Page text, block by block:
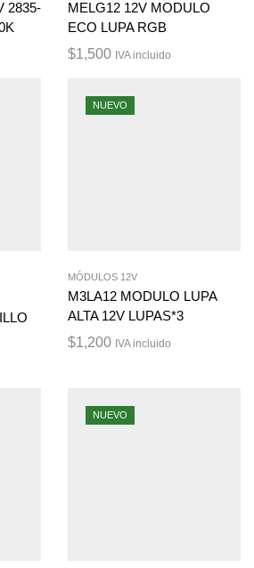
2835-
MELG12 12V MODULO
ECO LUPA RGB
$1,500 IVA incluido
NUEVO
MÓDULOS 12V
M3LA12 MODULO LUPA
ALTA 12V LUPAS*3
$1,200 IVA incluido
NUEVO